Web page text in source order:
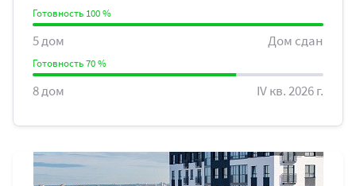
Готовность 100 %
5 дом Дом сдан
Готовность 70 %
8 дом IV кв. 2026 г.